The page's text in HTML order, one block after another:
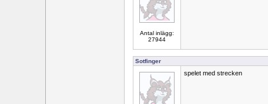
Antal inlägg:
27944
Sotfinger
spelet med strecken